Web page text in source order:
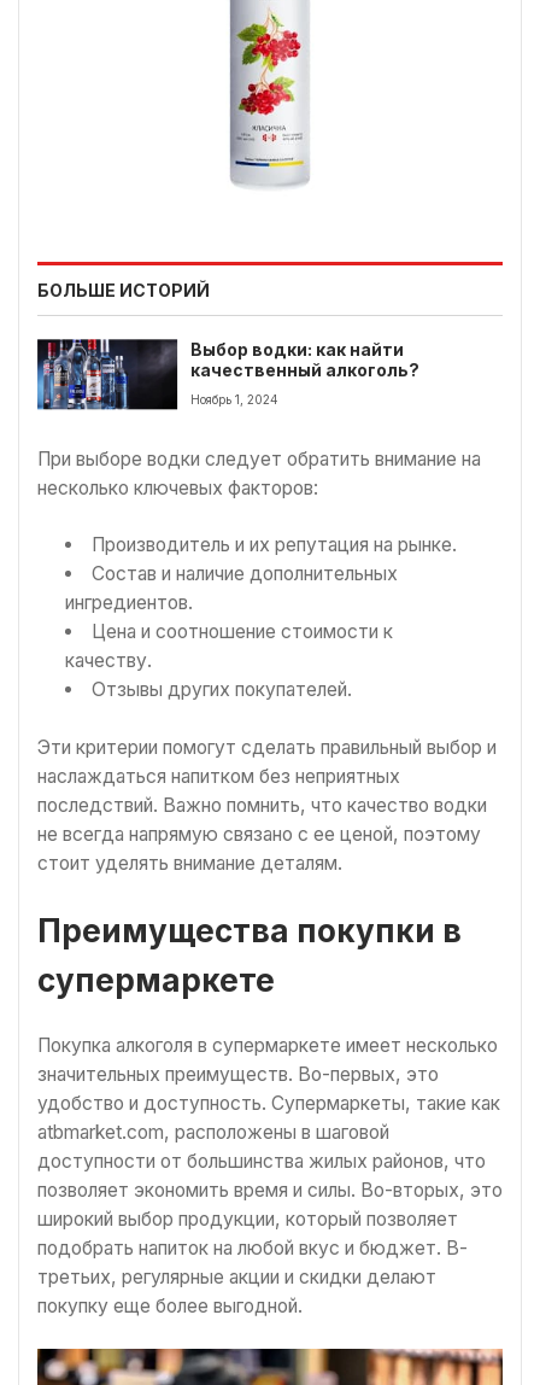
БОЛЬШЕ ИСТОРИЙ
Выбор водки: как найти
качественный алкоголь?
Ноябрь 1, 2024
При выборе водки следует обратить внимание на
несколько ключевых факторов:
Производитель и их репутация на рынке.
Состав и наличие дополнительных
ингредиентов.
Цена и соотношение стоимости к
качеству.
Отзывы других покупателей.
Эти критерии помогут сделать правильный выбор и
наслаждаться напитком без неприятных
последствий. Важно помнить, что качество водки
не всегда напрямую связано с ее ценой, поэтому
стоит уделять внимание деталям.
Преимущества покупки в
супермаркете
Покупка алкоголя в супермаркете имеет несколько
значительных преимуществ. Во-первых, это
удобство и доступность. Супермаркеты, такие как
atbmarket.com, расположены в шаговой
доступности от большинства жилых районов, что
позволяет экономить время и силы. Во-вторых, это
широкий выбор продукции, который позволяет
подобрать напиток на любой вкус и бюджет. В-
третьих, регулярные акции и скидки делают
покупку еще более выгодной.